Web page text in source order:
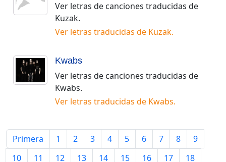
Ver letras de canciones traducidas de
Kuzak.
Ver letras traducidas de Kuzak.
Kwabs
Ver letras de canciones traducidas de
Kwabs.
Ver letras traducidas de Kwabs.
Primera 1 2 3 4 5 6 7 8
9
10
11 12 13 14 15 16 17
18